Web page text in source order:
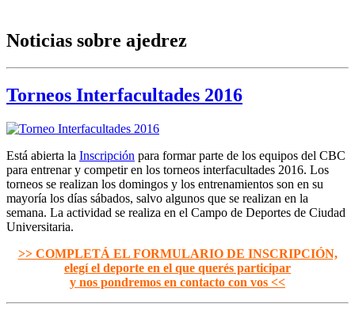
Noticias sobre ajedrez
Torneos Interfacultades 2016
Está abierta la Inscripción para formar parte de los equipos del CBC
para entrenar y competir en los torneos interfacultades 2016. Los
torneos se realizan los domingos y los entrenamientos son en su
mayoría los días sábados, salvo algunos que se realizan en la
semana. La actividad se realiza en el Campo de Deportes de Ciudad
Universitaria.
>> COMPLETÁ EL FORMULARIO DE INSCRIPCIÓN,
elegí el deporte en el que querés participar
y nos pondremos en contacto con vos <<